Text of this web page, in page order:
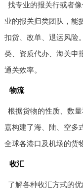
找专业的报关行或者
业的报关归类团队，能
扣货、改单、退运风险
类、资质代办、海关申
通关效率。
物流
根据货物的性质、数
嘉构建了海、陆、空多
全球各港口及机场的货
收汇
了解各种收汇方式的